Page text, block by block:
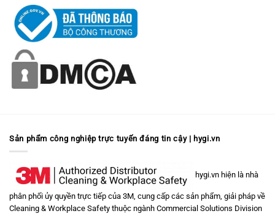
Sản phẩm công nghiệp trực tuyến đáng tin cậy | hygi.vn
hygi.vn hiện là nhà
phân phối ủy quyền trực tiếp của 3M, cung cấp các sản phẩm, giải pháp về
Cleaning & Workplace Safety thuộc ngành Commercial Solutions Division